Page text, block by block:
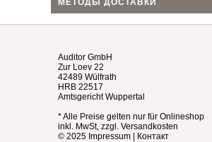
МЕТОДЫ ДОСТАВКИ
Auditor GmbH
Zur Loev 22
42489 Wülfrath
HRB 22517
Amtsgericht Wuppertal
* Alle Preise gelten nur für Onlineshop
inkl. MwSt, zzgl. Versandkosten
© 2025 Impressum Контакт